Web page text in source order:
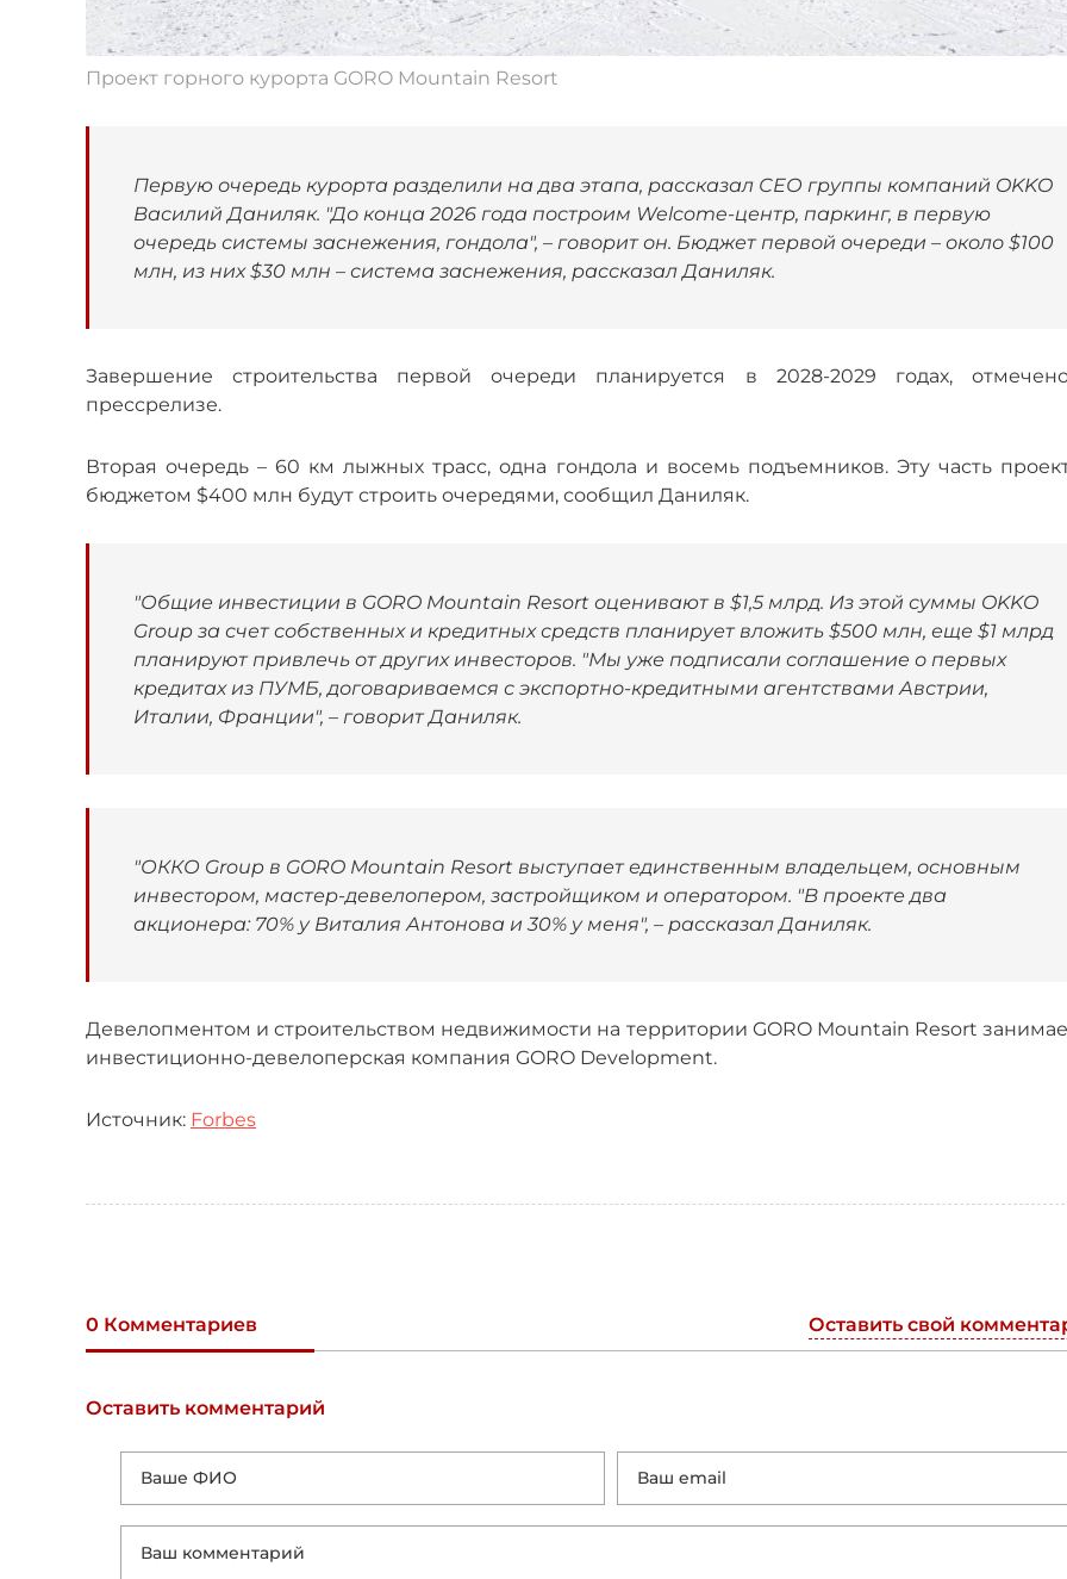
Проект горного курорта GORO Mountain Resort
Первую очередь курорта разделили на два этапа, рассказал СЕО группы компаний OKKO
Василий Даниляк. "До конца 2026 года построим Welcome-центр, паркинг, в первую
очередь системы заснежения, гондола", – говорит он. Бюджет первой очереди – около $100
млн, из них $30 млн – система заснежения, рассказал Даниляк.
Завершение строительства первой очереди планируется в 2028-2029 годах,
прессрелизе.
Вторая очередь – 60 км лыжных трасс, одна гондола и восемь подъемников. Эту часть
бюджетом $400 млн будут строить очередями, сообщил Даниляк.
"Общие инвестиции в GORO Mountain Resort оценивают в $1,5 млрд. Из этой суммы OKKO
Group за счет собственных и кредитных средств планирует вложить $500 млн, еще $1 млрд
планируют привлечь от других инвесторов. "Мы уже подписали соглашение о первых
кредитах из ПУМБ, договариваемся с экспортно-кредитными агентствами Австрии,
Италии, Франции", – говорит Даниляк.
"ОККО Group в GORO Mountain Resort выступает единственным владельцем, основным
инвестором, мастер-девелопером, застройщиком и оператором. "В проекте два
акционера: 70% у Виталия Антонова и 30% у меня", – рассказал Даниляк.
Девелопментом и строительством недвижимости на территории GORO Mountain Resort
инвестиционно-девелоперская компания GORO Development.
Источник: Forbes
0 Комментариев Оставить свой
Оставить комментарий